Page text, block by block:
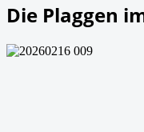
Die Plaggen